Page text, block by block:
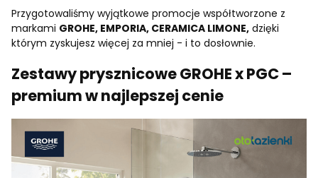
Przygotowaliśmy wyjątkowe promocje współtworzone z
markami GROHE, EMPORIA, CERAMICA LIMONE, dzięki
którym zyskujesz więcej za mniej - i to dosłownie.
Zestawy prysznicowe GROHE x PGC –
premium w najlepszej cenie